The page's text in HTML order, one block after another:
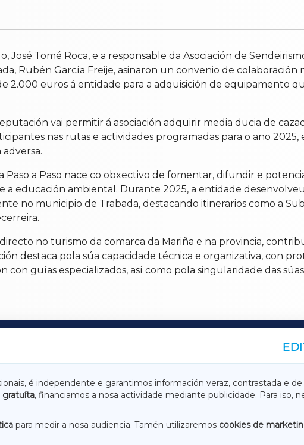
Tomé Roca, e a responsable da Asociación de
Rubén García Freije, asinaron un convenio de colaboración
2.000 euros á entidade para a adquisición de equipamento
vai permitir á asociación adquirir media ducia de
nas rutas e actividades programadas para o ano
Paso a Paso nace co obxectivo de fomentar, difundir e
a educación ambiental. Durante 2025, a entidade
no municipio de Trabada, destacando itinerarios como a
no turismo da comarca da Mariña e na provincia,
destaca pola súa capacidade técnica e organizativa, con
con guías especializados, así como pola singularidade das
é independente e garantimos información veraz, contrastada e de
gratuíta, financiamos a nosa actividade mediante publicidade. Para iso,
para medir a nosa audiencia. Tamén utilizaremos cookies de
LUGOXA TERRACHAXA
RIBEIRASACRAXA ACORUÑAXA